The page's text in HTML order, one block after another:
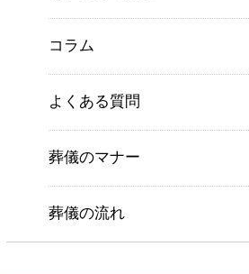
コラム
よくある質問
葬儀のマナー
葬儀の流れ